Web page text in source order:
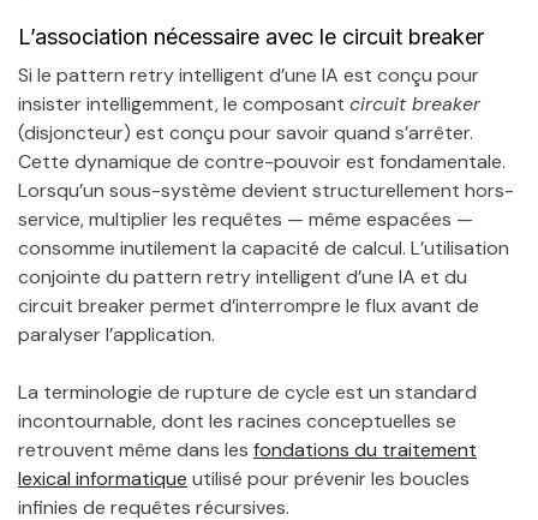
L’association nécessaire avec le circuit breaker
Si le pattern retry intelligent d’une IA est conçu pour
insister intelligemment, le composant circuit breaker
(disjoncteur) est conçu pour savoir quand s’arrêter.
Cette dynamique de contre-pouvoir est fondamentale.
Lorsqu’un sous-système devient structurellement hors-
service, multiplier les requêtes — même espacées —
consomme inutilement la capacité de calcul. L’utilisation
conjointe du pattern retry intelligent d’une IA et du
circuit breaker permet d’interrompre le flux avant de
paralyser l’application.
La terminologie de rupture de cycle est un standard
incontournable, dont les racines conceptuelles se
retrouvent même dans les fondations du traitement
lexical informatique utilisé pour prévenir les boucles
infinies de requêtes récursives.